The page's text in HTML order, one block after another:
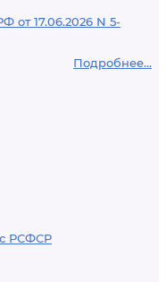
от 17.06.2026 N 5-
Подробнее...
РСФСР